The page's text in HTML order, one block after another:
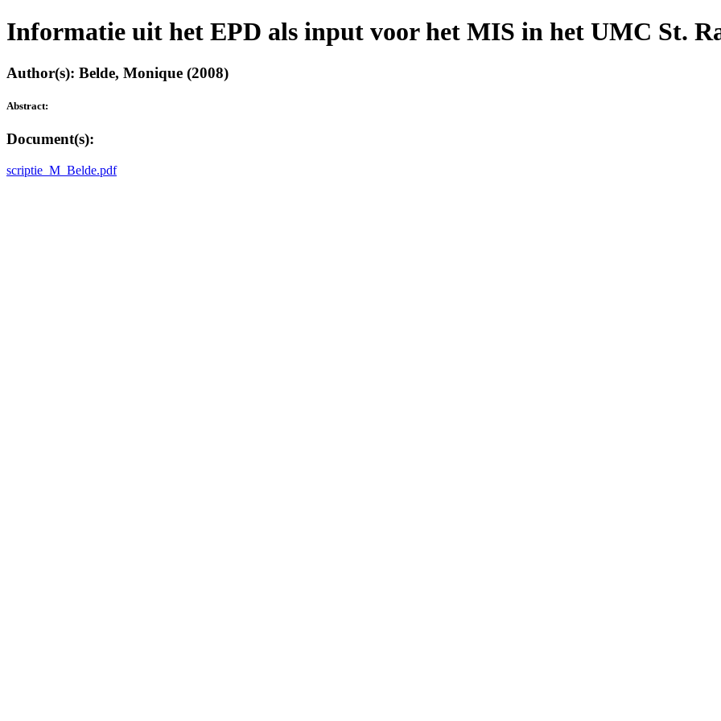
Informatie uit het EPD als input voor het MIS in het UMC St.
Author(s): Belde, Monique (2008)
Abstract:
Document(s):
scriptie_M_Belde.pdf